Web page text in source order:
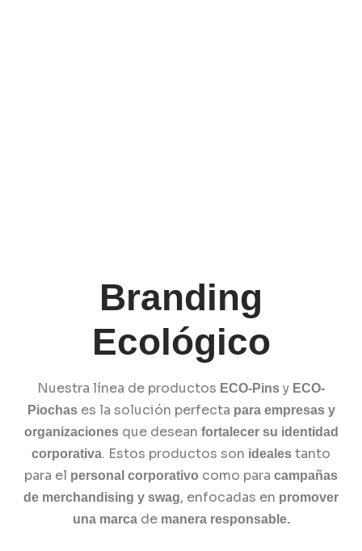
Branding
Ecológico
Nuestra línea de productos ECO-Pins y ECO-
Piochases la solución perfecta para empresas y
organizacionesque desean fortalecer su identidad
corporativa. Estos productos son ideales tanto
para el personal corporativo como para campañas
de merchandising y swag, enfocadas en promover
una marcade manera responsable.
¿Qué estás
buscando?
Read More